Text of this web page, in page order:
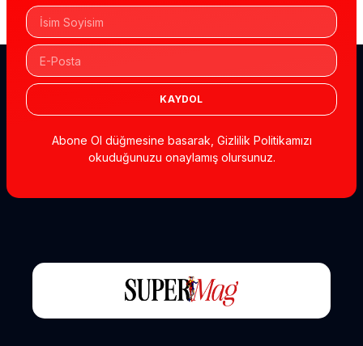
KAYDOL
Abone Ol düğmesine basarak, Gizlilik Politikamızı
okuduğunuzu onaylamış olursunuz.